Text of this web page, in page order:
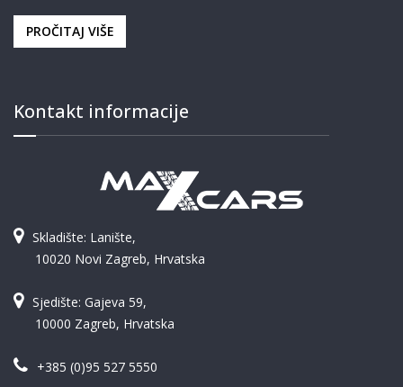
PROČITAJ VIŠE
Kontakt informacije
Skladište: Lanište,
10020 Novi Zagreb, Hrvatska
Sjedište: Gajeva 59,
10000 Zagreb, Hrvatska
+385 (0)95 527 5550